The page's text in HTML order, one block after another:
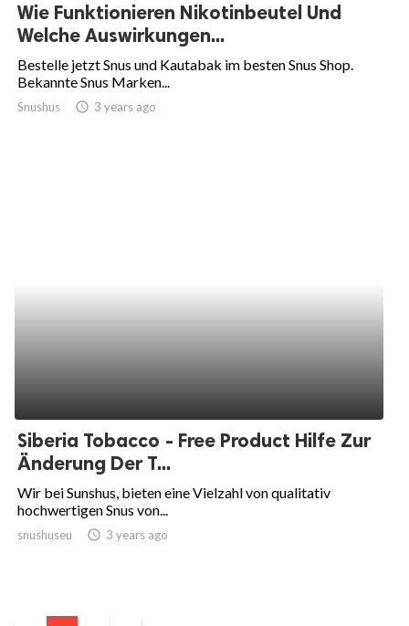
Wie Funktionieren Nikotinbeutel Und
Welche Auswirkungen...
Bestelle jetzt Snus und Kautabak im besten Snus Shop.
Bekannte Snus Marken...
Snushus access_time 3 years ago
Siberia Tobacco - Free Product Hilfe Zur
Änderung Der T...
Wir bei Sunshus, bieten eine Vielzahl von qualitativ
hochwertigen Snus von...
snushuseu access_time 3 years ago